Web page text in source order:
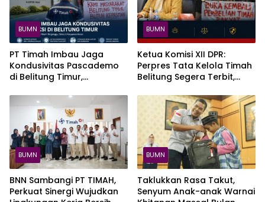
BUMN
PT Timah Imbau Jaga
Kondusivitas Pascademo
di Belitung Timur,
Terganggu
BUMN
Ketua Komisi XII DPR:
Perpres Tata Kelola Timah
Belitung Segera Terbit,
Diri
BUMN
BNN Sambangi PT TIMAH,
Perkuat Sinergi Wujudkan
BUMN
Taklukkan Rasa Takut,
Senyum Anak-anak Warnai